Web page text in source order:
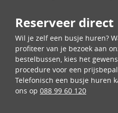
Reserveer direct
Wil je zelf een busje huren?
profiteer van je bezoek aan
bestelbussen, kies het
procedure voor een
Telefonisch een busje huren
ons op 088 99 60 120